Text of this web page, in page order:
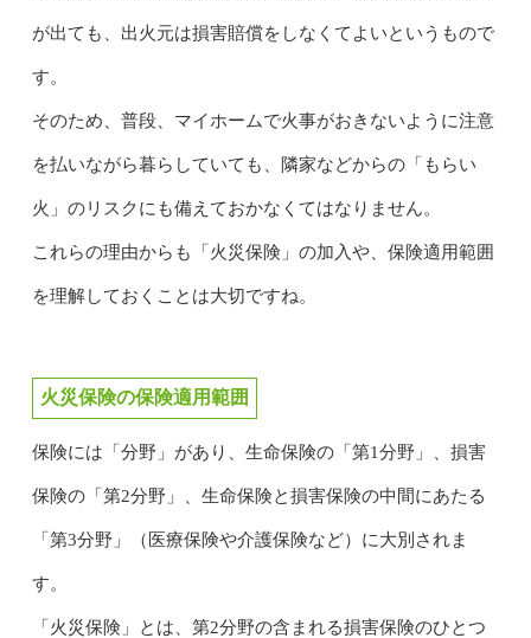
が出ても、出火元は損害賠償をしなくてよいというもので
す。
そのため、普段、マイホームで火事がおきないように注意
を払いながら暮らしていても、隣家などからの「もらい
火」のリスクにも備えておかなくてはなりません。
これらの理由からも「火災保険」の加入や、保険適用範囲
を理解しておくことは大切ですね。
火災保険の保険適用範囲
保険には「分野」があり、生命保険の「第1分野」、損害
保険の「第2分野」、生命保険と損害保険の中間にあたる
「第3分野」（医療保険や介護保険など）に大別されま
す。
「火災保険」とは、第2分野の含まれる損害保険のひとつ